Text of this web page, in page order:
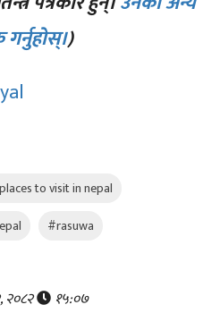
)
to visit in nepal
#rasuwa
२०८२ १५:०७